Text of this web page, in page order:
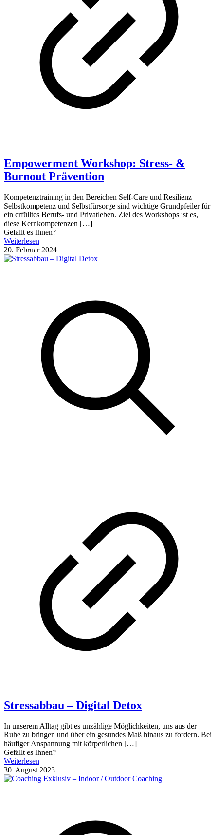
Empowerment Workshop: Stress- &
Burnout Prävention
Kompetenztraining in den Bereichen Self-Care und Resilienz
Selbstkompetenz und Selbstfürsorge sind wichtige Grundpfeiler für
ein erfülltes Berufs- und Privatleben. Ziel des Workshops ist es,
diese Kernkompetenzen […]
Gefällt es Ihnen?
Weiterlesen
20. Februar 2024
Stressabbau – Digital Detox
In unserem Alltag gibt es unzählige Möglichkeiten, uns aus der
Ruhe zu bringen und über ein gesundes Maß hinaus zu fordern. Bei
häufiger Anspannung mit körperlichen […]
Gefällt es Ihnen?
Weiterlesen
30. August 2023